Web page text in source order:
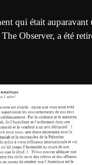
qui était
Observer, a été